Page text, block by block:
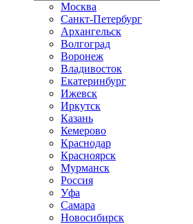
Москва
Санкт-Петербург
Архангельск
Волгоград
Воронеж
Владивосток
Екатеринбург
Ижевск
Иркутск
Казань
Кемерово
Краснодар
Красноярск
Мурманск
Россия
Уфа
Самара
Новосибирск